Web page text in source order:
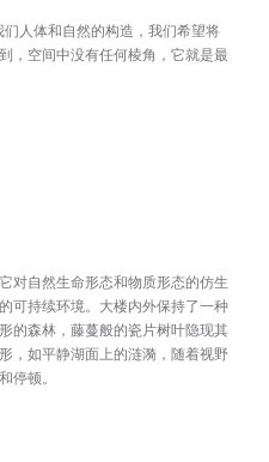
人体和自然的构造，我们希望将
，空间中没有任何棱角，它就是最
对自然生命形态和物质形态的仿生
可持续环境。大楼内外保持了一种
的森林，藤蔓般的瓷片树叶隐现其
，如平静湖面上的涟漪，随着视野
停顿。